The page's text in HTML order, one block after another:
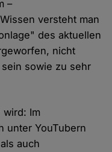
–
versteht man
des aktuellen
nicht
sowie zu sehr
wird: Im
unter YouTubern
auch